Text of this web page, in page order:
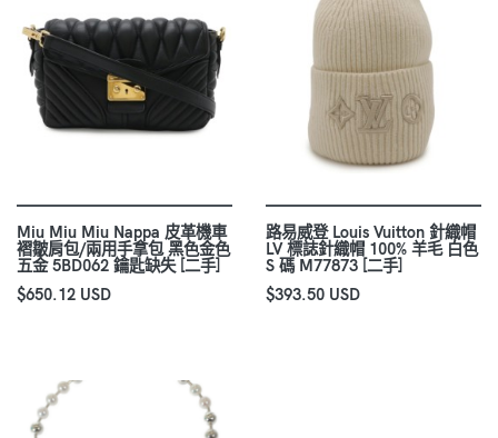
Miu Miu Miu Nappa 皮革機車
褶皺肩包/兩用手拿包 黑色金色
五金 5BD062 鑰匙缺失 [二手]
$650.12 USD
路易威登 Louis Vuitton 針織帽
LV 標誌針織帽 100% 羊毛 白色
S 碼 M77873 [二手]
$393.50 USD